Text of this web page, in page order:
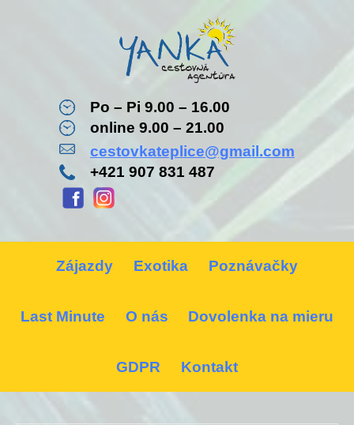
Po – Pi 9.00 – 16.00
online 9.00 – 21.00
cestovkateplice@gmail.com
+421 907 831 487
Zájazdy Exotika Poznávačky
Last Minute O nás Dovolenka na mieru
GDPR Kontakt